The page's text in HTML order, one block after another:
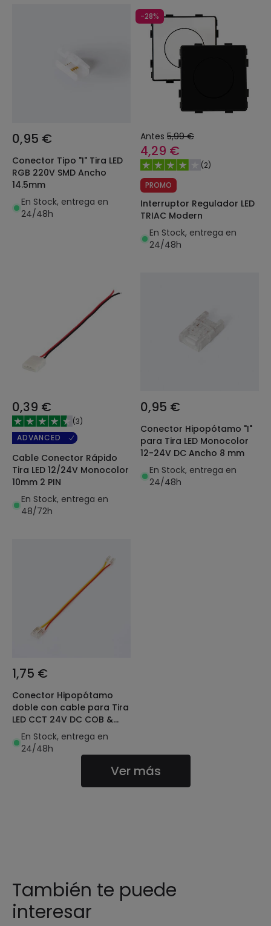
0,95 €
Conector Tipo "I" Tira LED
RGB 220V SMD Ancho
14.5mm
En Stock, entrega en
24/48h
-28%
Antes 5,99 €
4,29 €
(2)
PROMO
Interruptor Regulador LED
TRIAC Modern
En Stock, entrega en
24/48h
0,39 €
(3)
ADVANCED
Cable Conector Rápido
Tira LED 12/24V Monocolor
10mm 2 PIN
En Stock, entrega en
48/72h
0,95 €
Conector Hipopótamo "I"
para Tira LED Monocolor
12-24V DC Ancho 8 mm
En Stock, entrega en
24/48h
1,75 €
Conector Hipopótamo
doble con cable para Tira
LED CCT 24V DC COB &
SMD2022 IP20 Ancho
10mm
En Stock, entrega en
24/48h
Ver más
También te puede
interesar